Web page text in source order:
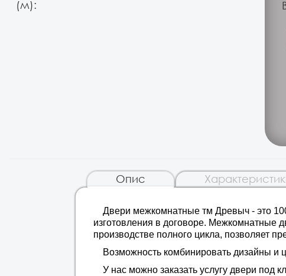
(м):
Опис
Двери межкомнатные тм Древыч - это
изготовления в договоре. Межкомнатные
производстве полного цикла, позволяет
Возможность комбинировать дизайны и
У нас можно заказать услугу двери под